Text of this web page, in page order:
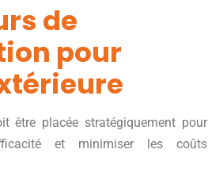
de
pour
être placée stratégiquement pour
et minimiser les coûts